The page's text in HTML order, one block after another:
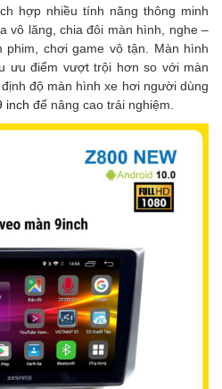
hợp nhiều tính năng thông minh
vô lăng, chia đôi màn hình, nghe –
phim, chơi game vô tận. Màn hình
ưu điểm vượt trội hơn so với màn
độ màn hình xe hơi người dùng
inch để nâng cao trải nghiệm.